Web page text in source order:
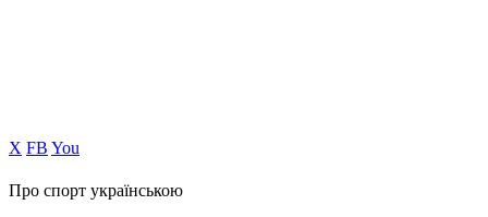
Х FB You
Про спорт українською